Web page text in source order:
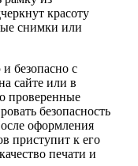
красоту
снимки или
безопасно с
сайте или в
проверенные
безопасность
оформления
приступит к его
печати и